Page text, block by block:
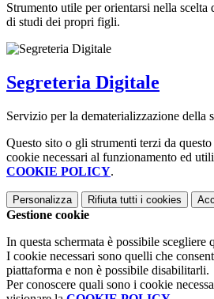
Strumento utile per orientarsi nella scelta
di studi dei propri figli.
Segreteria Digitale
Servizio per la dematerializzazione della
Questo sito o gli strumenti terzi da
cookie necessari al funzionamento ed
COOKIE POLICY.
Personalizza Rifiuta tutti i cookies
Gestione cookie
In questa schermata è possibile scegliere
I cookie necessari sono quelli che
piattaforma e non è possibile disabilitarli.
Per conoscere quali sono i cookie